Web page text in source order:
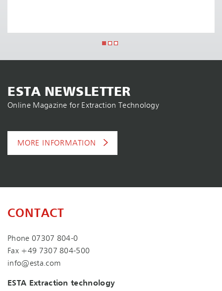
ESTA NEWSLETTER
Online Magazine for Extraction Technology
MORE INFORMATION
CONTACT
Phone 07307 804-0
Fax +49 7307 804-500
info@esta.com
ESTA Extraction technology